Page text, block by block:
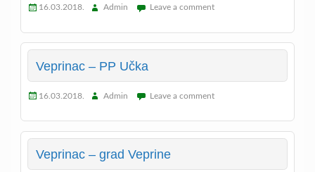
16.03.2018. Admin Leave a comment
Veprinac – PP Učka
16.03.2018. Admin Leave a comment
Veprinac – grad Veprine